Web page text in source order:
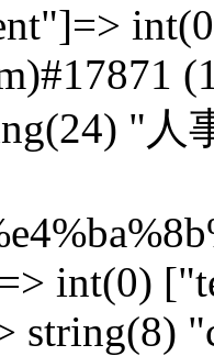
"
int(0)
string(8)